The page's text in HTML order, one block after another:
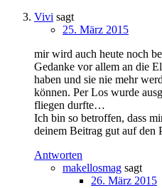
Vivi sagt
25. März 2015
mir wird auch heute noch
Gedanke vor allem an die
haben und sie nie mehr
können. Per Los wurde
fliegen durfte…
Ich bin so betroffen, dass
deinem Beitrag gut auf den
Antworten
makellosmag sagt
26. März 2015